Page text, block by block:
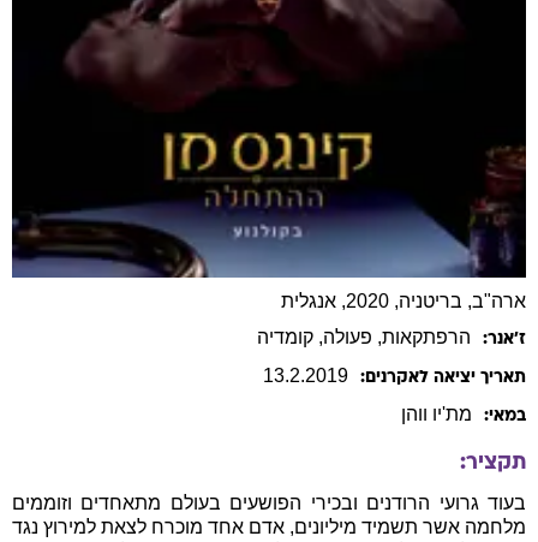
ארה"ב, בריטניה, 2020, אנגלית
ז׳אנר: הרפתקאות, פעולה, קומדיה
תאריך יציאה לאקרנים: 13.2.2019
במאי: מת'יו ווהן
תקציר:
בעוד גרועי הרודנים ובכירי הפושעים בעולם מתאחדים וזוממים
מלחמה אשר תשמיד מיליונים, אדם אחד מוכרח לצאת למירוץ נגד